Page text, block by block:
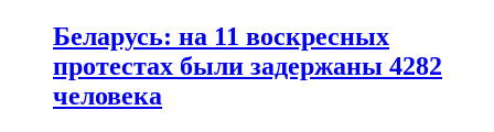
Беларусь: на 11 воскресных
протестах были задержаны 4282
человека